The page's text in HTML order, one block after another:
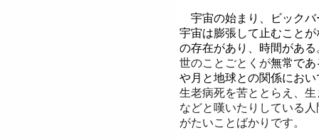
宇宙の始まり、ビック
宇宙は膨張して止むこと
の存在があり、時間がある
世のことごとくが無常であ
や月と地球との関係におい
生老病死を苦ととらえ、
などと嘆いたりしている
がたいことばかりです。